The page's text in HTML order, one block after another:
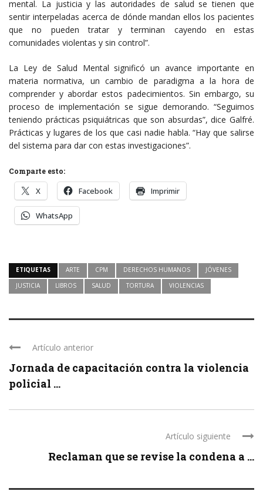
mental. La justicia y las autoridades de salud se tienen que
sentir interpeladas acerca de dónde mandan ellos los pacientes
que no pueden tratar y terminan cayendo en estas
comunidades violentas y sin control”.
La Ley de Salud Mental significó un avance importante en
materia normativa, un cambio de paradigma a la hora de
comprender y abordar estos padecimientos. Sin embargo, su
proceso de implementación se sigue demorando. “Seguimos
teniendo prácticas psiquiátricas que son absurdas”, dice Galfré.
Prácticas y lugares de los que casi nadie habla. “Hay que salirse
del sistema para dar con estas investigaciones”.
Comparte esto:
X Facebook Imprimir
WhatsApp
ETIQUETAS ARTE CPM DERECHOS HUMANOS
JÓVENES
JUSTICIA
LIBROS SALUD TORTURA VIOLENCIAS
Artículo anterior
Jornada de capacitación contra la violencia
policial ...
Artículo siguiente
Reclaman que se revise la condena a ...